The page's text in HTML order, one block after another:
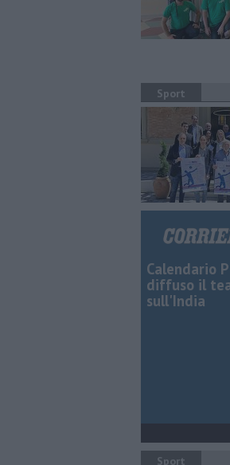
Sport
Calendario
diffuso il
sull'India
Sport